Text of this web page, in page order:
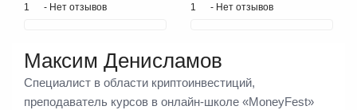
1 - Нет отзывов 1 - Нет отзывов
Максим Денисламов
Специалист в области криптоинвестиций,
преподаватель курсов в онлайн-школе «MoneyFest»